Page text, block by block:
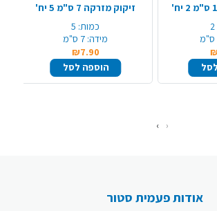
2
זיקוק מזרקה 7 ס"מ 5 יח'
כמות: 5
מידה: 7 ס"מ
₪7.90
הוספה לסל
‹
›
אודות פעמית סטור